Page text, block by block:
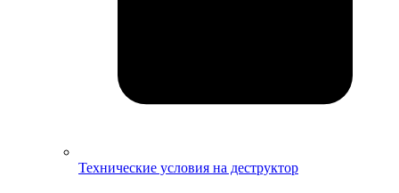
Технические условия на деструктор